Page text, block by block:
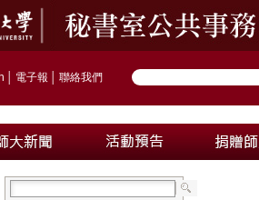
電子報 聯絡我們